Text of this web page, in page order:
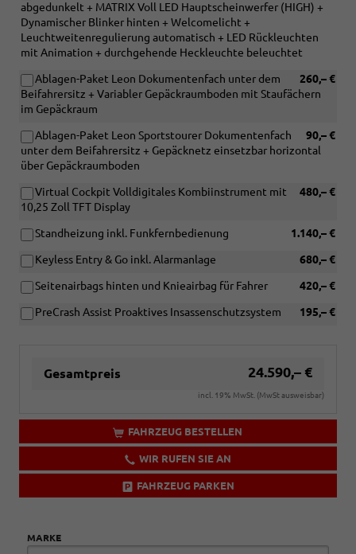
abgedunkelt + MATRIX Voll LED Hauptscheinwerfer (HIGH) +
Dynamischer Blinker hinten + Welcomelicht +
Leuchtweitenregulierung automatisch + LED Rückleuchten
mit Animation + durchgehende Heckleuchte beleuchtet
260,– €
Ablagen-Paket Leon Dokumentenfach unter dem
Beifahrersitz + Variabler Gepäckraumboden mit Staufächern
im Gepäckraum
90,– €
Ablagen-Paket Leon Sportstourer Dokumentenfach
unter dem Beifahrersitz + Gepäcknetz einsetzbar horizontal
über Gepäckraumboden
480,– €
Virtual Cockpit Volldigitales Kombiinstrument mit
10,25 Zoll TFT Display
1.140,– €
Standheizung inkl. Funkfernbedienung
680,– €
Keyless Entry & Go inkl. Alarmanlage
420,– €
Seitenairbags hinten und Knieairbag für Fahrer
195,– €
PreCrash Assist Proaktives Insassenschutzsystem
Gesamtpreis 24.590,– €
incl. 19% MwSt. (MwSt ausweisbar)
FAHRZEUG BESTELLEN
WIR RUFEN SIE AN
FAHRZEUG PARKEN
MARKE